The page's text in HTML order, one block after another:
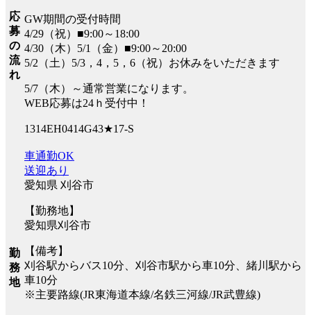
応
募
の
流
れ
GW期間の受付時間
4/29（祝）■9:00～18:00
4/30（木）5/1（金）■9:00～20:00
5/2（土）5/3，4，5，6（祝）お休みをいただきます
5/7（木）～通常営業になります。
WEB応募は24ｈ受付中！
1314EH0414G43★17-S
勤
務
地
車通勤OK
送迎あり
愛知県 刈谷市
【勤務地】
愛知県刈谷市
【備考】
刈谷駅からバス10分、刈谷市駅から車10分、緒川駅から
車10分
※主要路線(JR東海道本線/名鉄三河線/JR武豊線)